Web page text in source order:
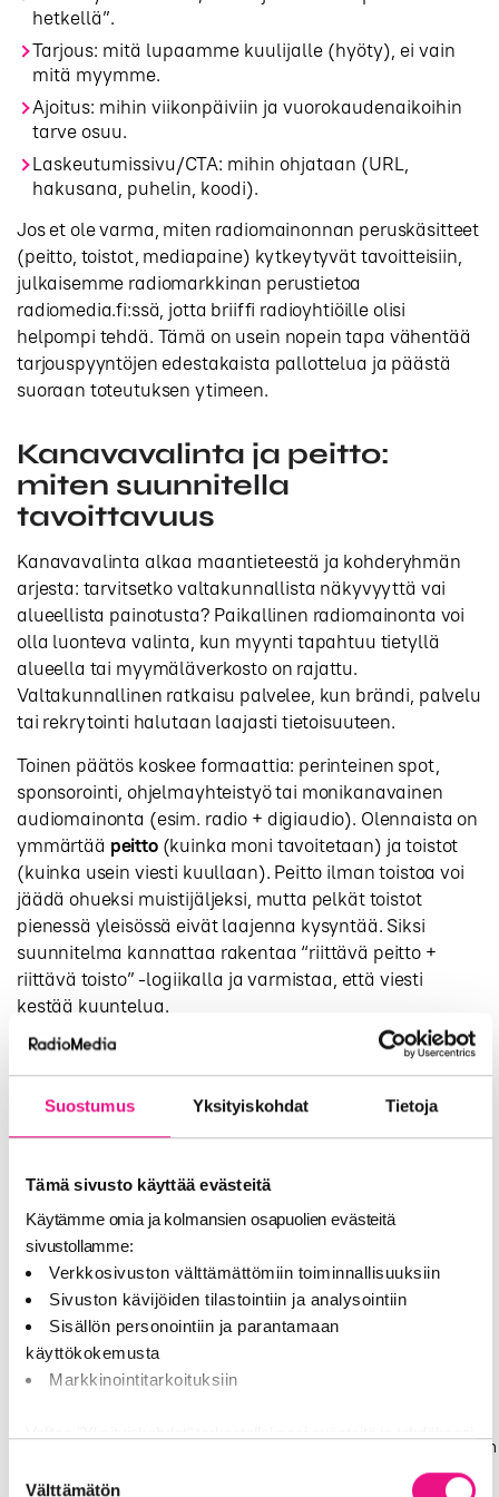
Suostumus Yksityiskohdat Tietoja
Tämä sivusto käyttää evästeitä
Käytämme omia ja kolmansien osapuolien evästeitä
sivustollamme:
Verkkosivuston välttämättömiin toiminnallisuuksiin
Sivuston kävijöiden tilastointiin ja analysointiin
Sisällön personointiin ja parantamaan
käyttökokemusta
Markkinointitarkoituksiin
Välttämätön
hetkellä”.
Tarjous: mitä lupaamme kuulijalle (hyöty), ei vain
mitä myymme.
Ajoitus: mihin viikonpäiviin ja vuorokaudenaikoihin
tarve osuu.
Laskeutumissivu/CTA: mihin ohjataan (URL,
hakusana, puhelin, koodi).
Jos et ole varma, miten radiomainonnan peruskäsitteet
(peitto, toistot, mediapaine) kytkeytyvät tavoitteisiin,
julkaisemme radiomarkkinan perustietoa
radiomedia.fi:ssä, jotta briiffi radioyhtiöille olisi
helpompi tehdä. Tämä on usein nopein tapa vähentää
tarjouspyyntöjen edestakaista pallottelua ja päästä
suoraan toteutuksen ytimeen.
Kanavavalinta ja peitto:
miten suunnitella
tavoittavuus
Kanavavalinta alkaa maantieteestä ja kohderyhmän
arjesta: tarvitsetko valtakunnallista näkyvyyttä vai
alueellista painotusta? Paikallinen radiomainonta voi
olla luonteva valinta, kun myynti tapahtuu tietyllä
alueella tai myymäläverkosto on rajattu.
Valtakunnallinen ratkaisu palvelee, kun brändi, palvelu
tai rekrytointi halutaan laajasti tietoisuuteen.
Toinen päätös koskee formaattia: perinteinen spot,
sponsorointi, ohjelmayhteistyö tai monikanavainen
audiomainonta (esim. radio + digiaudio). Olennaista on
ymmärtää peitto(kuinka moni tavoitetaan) ja toistot
(kuinka usein viesti kuullaan). Peitto ilman toistoa voi
jäädä ohueksi muistijäljeksi, mutta pelkät toistot
pienessä yleisössä eivät laajenna kysyntää. Siksi
suunnitelma kannattaa rakentaa “riittävä peitto +
riittävä toisto” -logiikalla ja varmistaa, että viesti
kestää kuuntelua.
Valinta
Sopii
tyypillisesti,
kun
ostajana
Valtakunnallinen
saatavilla
laajasti
päiväosissa
Paikallinen/alueellinen
tapahtumat tai
palvelu
rajatulla
alueella
CTA, aukioloajat,
paikallinen
Sesonki,
viiveen huomioiden